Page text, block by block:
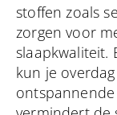
stoffen zoals
zorgen voor
slaapkwaliteit.
kun je